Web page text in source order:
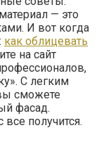
— это
И вот когда
как облицевать
на сайт
С легким
сможете
фасад.
получится.